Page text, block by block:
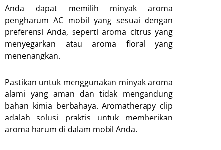
Anda dapat memilih minyak aroma
pengharum AC mobil yang sesuai dengan
preferensi Anda, seperti aroma citrus yang
menyegarkan atau aroma floral yang
menenangkan.
Pastikan untuk menggunakan minyak aroma
alami yang aman dan tidak mengandung
bahan kimia berbahaya. Aromatherapy clip
adalah solusi praktis untuk memberikan
aroma harum di dalam mobil Anda.